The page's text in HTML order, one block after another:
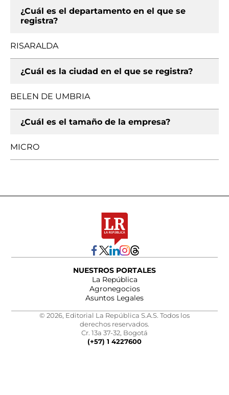
¿Cuál es el departamento en el que se
registra?
RISARALDA
¿Cuál es la ciudad en el que se registra?
BELEN DE UMBRIA
¿Cuál es el tamaño de la empresa?
MICRO
NUESTROS PORTALES
La República
Agronegocios
Asuntos Legales
© 2026, Editorial La República S.A.S. Todos los
derechos reservados.
Cr. 13a 37-32, Bogotá
(+57) 1 4227600